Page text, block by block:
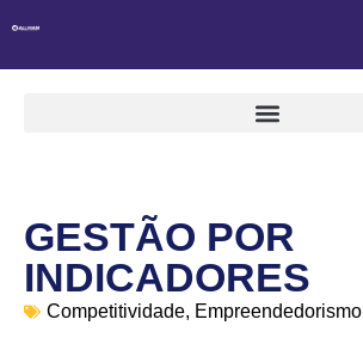
GESTÃO POR
INDICADORES
Competitividade, Empreendedorismo